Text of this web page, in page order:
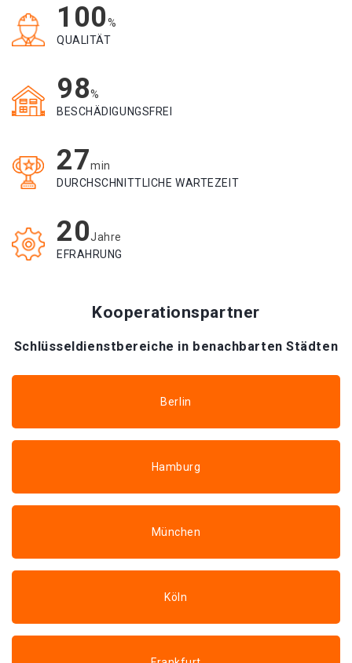
100%
QUALITÄT
98%
BESCHÄDIGUNGSFREI
27min
DURCHSCHNITTLICHE WARTEZEIT
20Jahre
EFRAHRUNG
Kooperationspartner
Schlüsseldienstbereiche in benachbarten Städten
Berlin
Hamburg
München
Köln